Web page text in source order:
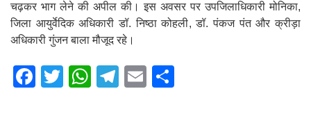
चढ़कर भाग लेने की अपील की। इस अवसर पर उपजिलाधिकारी मोनिका,
जिला आयुर्वेदिक अधिकारी डॉ. निष्ठा कोहली, डॉ. पंकज पंत और क्रीड़ा
अधिकारी गुंजन बाला मौजूद रहे।
F
T
W
T
E